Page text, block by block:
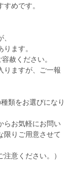
めです。
ます。
赦ください。
りますが、ご一報
類をお選びになり
らお気軽にお問い
限りご用意させて